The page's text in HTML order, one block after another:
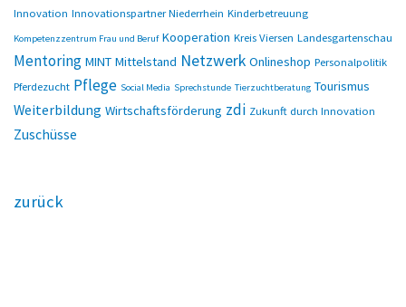
Innovation Innovationspartner Niederrhein Kinderbetreuung
Kompetenzzentrum Frau und Beruf Kooperation Kreis Viersen Landesgartenschau
Mentoring MINT Mittelstand Netzwerk Onlineshop Personalpolitik
Pferdezucht Pflege Social Media Sprechstunde Tierzuchtberatung Tourismus
Weiterbildung Wirtschaftsförderung zdi Zukunft durch Innovation
Zuschüsse
zurück